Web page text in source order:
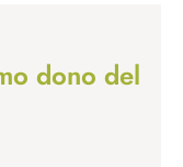
dono del